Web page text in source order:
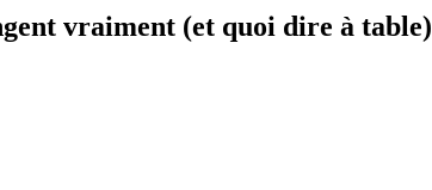
vraiment (et quoi dire à table)